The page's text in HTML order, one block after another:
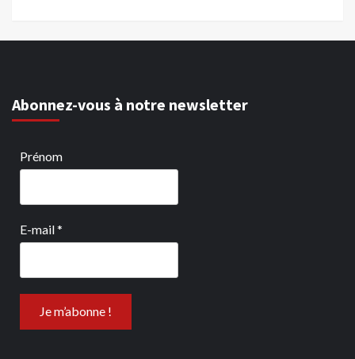
Abonnez-vous à notre newsletter
Prénom
E-mail*